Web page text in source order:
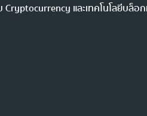
และเทคโนโลยีบล็